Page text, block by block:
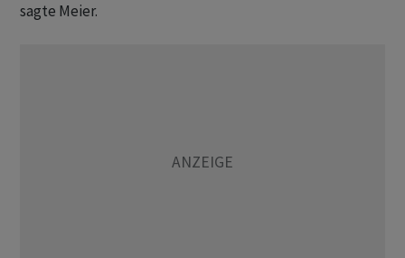
sagte Meier.